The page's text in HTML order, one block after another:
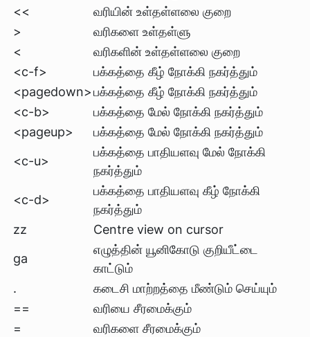
<<
வரியின் உள்தள்ளலை குறை
>
வரிகளை உள்தள்ளு
<
வரிகளின் உள்தள்ளலை குறை
<c-f>
பக்கத்தை கீழ் நோக்கி நகர்த்தும்
<pagedown>பக்கத்தை கீழ் நோக்கி நகர்த்தும்
<c-b>
பக்கத்தை மேல் நோக்கி நகர்த்தும்
<pageup>
பக்கத்தை மேல் நோக்கி நகர்த்தும்
<c-u>
பக்கத்தை பாதியளவு மேல் நோக்கி
நகர்த்தும்
<c-d>
பக்கத்தை பாதியளவு கீழ் நோக்கி
நகர்த்தும்
zz
Centre view on cursor
ga
எழுத்தின் யூனிகோடு குறியீட்டை
காட்டும்
.
கடைசி மாற்றத்தை மீண்டும் செய்யும்
==
வரியை சீரமைக்கும்
=
வரிகளை சீரமைக்கும்